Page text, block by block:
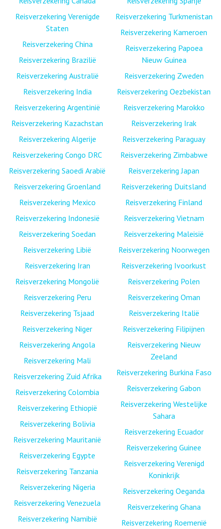
Reisverzekering Verenigde
Staten
Reisverzekering China
Reisverzekering Brazilië
Reisverzekering Australië
Reisverzekering India
Reisverzekering Argentinië
Reisverzekering Kazachstan
Reisverzekering Algerije
Reisverzekering Congo DRC
Reisverzekering Saoedi Arabië
Reisverzekering Groenland
Reisverzekering Mexico
Reisverzekering Indonesië
Reisverzekering Soedan
Reisverzekering Libië
Reisverzekering Iran
Reisverzekering Mongolië
Reisverzekering Peru
Reisverzekering Tsjaad
Reisverzekering Niger
Reisverzekering Angola
Reisverzekering Mali
Reisverzekering Zuid Afrika
Reisverzekering Colombia
Reisverzekering Ethiopië
Reisverzekering Bolivia
Reisverzekering Mauritanië
Reisverzekering Egypte
Reisverzekering Tanzania
Reisverzekering Nigeria
Reisverzekering Venezuela
Reisverzekering Namibië
Reisverzekering Turkmenistan
Reisverzekering Kameroen
Reisverzekering Papoea
Nieuw Guinea
Reisverzekering Zweden
Reisverzekering Oezbekistan
Reisverzekering Marokko
Reisverzekering Irak
Reisverzekering Paraguay
Reisverzekering Zimbabwe
Reisverzekering Japan
Reisverzekering Duitsland
Reisverzekering Finland
Reisverzekering Vietnam
Reisverzekering Maleisië
Reisverzekering Noorwegen
Reisverzekering Ivoorkust
Reisverzekering Polen
Reisverzekering Oman
Reisverzekering Italië
Reisverzekering Filipijnen
Reisverzekering Nieuw
Zeeland
Reisverzekering Burkina Faso
Reisverzekering Gabon
Reisverzekering Westelijke
Sahara
Reisverzekering Ecuador
Reisverzekering Guinee
Reisverzekering Verenigd
Koninkrijk
Reisverzekering Oeganda
Reisverzekering Ghana
Reisverzekering Roemenië